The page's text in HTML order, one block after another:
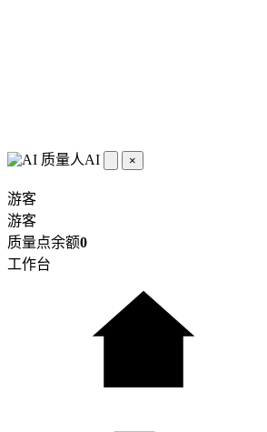
质量人AI ×
游客
游客
质量点余额0
工作台